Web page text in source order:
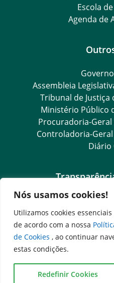
Nós usamos cookies!
Utilizamos cookies
de acordo com a nossa
de Cookies , ao continuar
estas condições.
Redefinir Cookies
Escola
Agenda de
Assembleia
Tribunal de Justiça
Ministério Público
Procuradoria-Geral
Controladoria-
Diário
Goiás
Dados
e-
SIC – Serviço de
Ouvidoria
Ouvidoria